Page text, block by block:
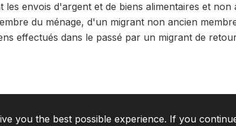
envois d'argent et de biens alimentaires et non
du ménage, d'un migrant non ancien
effectués dans le passé par un migrant de
you the best possible experience. If you